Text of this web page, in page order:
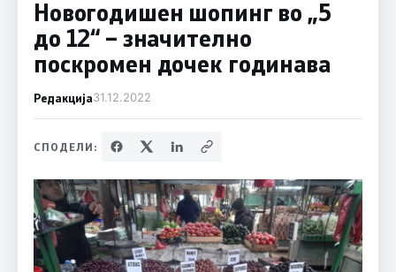
Новогодишен шопинг во „5
до 12“ – значително
поскромен дочек годинава
Редакција31.12.2022
СПОДЕЛИ: